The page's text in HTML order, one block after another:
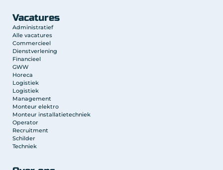
Vacatures
Administratief
Alle vacatures
Commercieel
Dienstverlening
Financieel
GWW
Horeca
Logistiek
Logistiek
Management
Monteur elektro
Monteur installatietechniek
Operator
Recruitment
Schilder
Techniek